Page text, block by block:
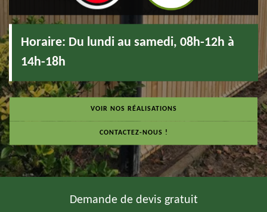
Horaire: Du lundi au samedi, 08h-12h à
14h-18h
VOIR NOS RÉALISATIONS
CONTACTEZ-NOUS !
Demande de devis gratuit